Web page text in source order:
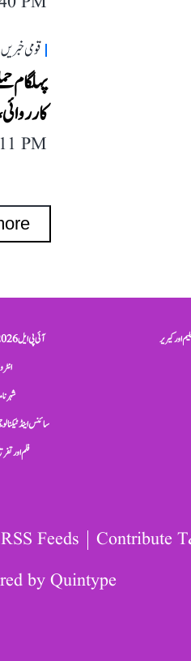
قومی خبریں
پہلگام
کارروائی، 1000 سے زائد بنگلہ دیشی
PM
آئی پی ایل 2026
سائنس اینڈ
فلم اور
اور کیریر
Feeds Contribute
byQuintype